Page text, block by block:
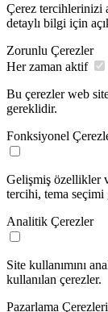
Çerez tercihlerinizi
detaylı bilgi için
Zorunlu Çerezler
Her zaman aktif
Bu çerezler web
gereklidir.
Fonksiyonel
Gelişmiş özellikler
tercihi, tema seçimi
Analitik Çerezler
Site kullanımını
kullanılan çerezler.
Pazarlama Çerezleri